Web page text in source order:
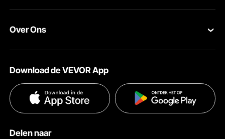
Hulp en veelgestelde vragen
Pro-ledenprogramma
Over Ons
Voorwaarden van de dienst
Privacybeleid
Download de VEVOR App
Delen naar